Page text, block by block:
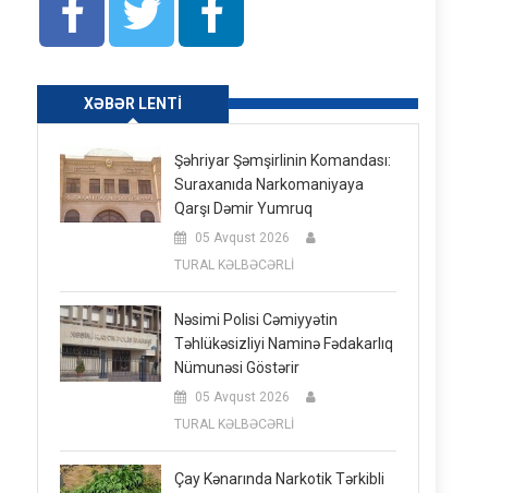
XƏBƏR LENTI
Şəhriyar Şəmşirlinin Komandası:
Suraxanıda Narkomaniyaya
Qarşı Dəmir Yumruq
05 Avqust 2026
TURAL KƏLBƏCƏRLİ
Nəsimi Polisi Cəmiyyətin
Təhlükəsizliyi Naminə Fədakarlıq
Nümunəsi Göstərir
05 Avqust 2026
TURAL KƏLBƏCƏRLİ
Çay Kənarında Narkotik Tərkibli